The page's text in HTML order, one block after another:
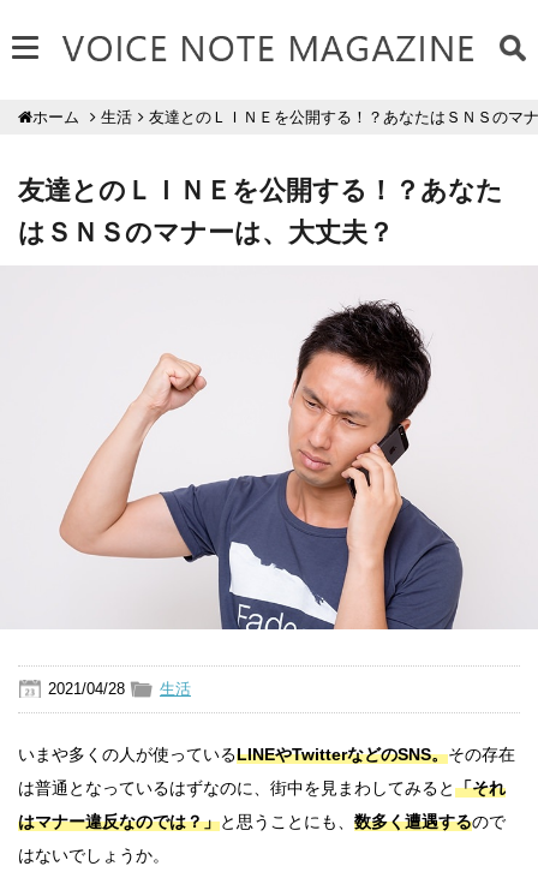
ホーム 生活 友達とのＬＩＮＥを公開する！？あなたはＳＮＳのマ
友達とのＬＩＮＥを公開する！？あなた
はＳＮＳのマナーは、大丈夫？
2021/04/28 生活
いまや多くの人が使っているLINEやTwitterなどのSNS。その存在
は普通となっているはずなのに、街中を見まわしてみると「それ
はマナー違反なのでは？」と思うことにも、 数多く遭遇するので
はないでしょうか。